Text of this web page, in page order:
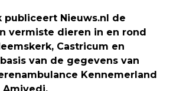
publiceert Nieuws.nl de
vermiste dieren in en rond
Castricum en
van de gegevens van
Kennemerland